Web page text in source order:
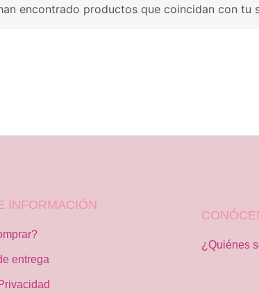
encontrado productos que coincidan con tu
INFORMACIÓN
entrega
¿Quiénes